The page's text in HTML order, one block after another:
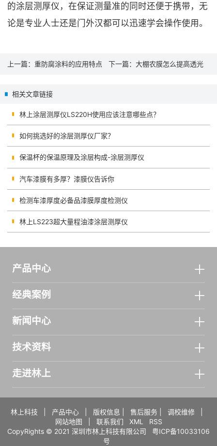
的涂层测厚仪，在保证测量准的同时还便于携带，无
论是专业人士还是门外汉都可以迅速学会操作使用。
上一篇： 重防腐涂料的应用特点 下一篇： 大棚农膜怎么提高透光
相关文章链接
林上涂层测厚仪LS220H使用应该注意哪些点？
如何挑选好的涂层测厚仪厂家？
保温杯的保温原理及涂层构成-涂层测厚仪
汽车漆膜有多厚？漆膜仪告诉你
检测车漆厚度必备品漆膜厚度检测仪
林上LS223超大量程油漆涂层测厚仪
产品中心
经典案例
新闻中心
技术资料
走进林上
林上科技 产品中心| 版权信息 售后服务| 调校维修|
网站地图
联系我们 XML
RSS
CopyRights © 2021 深圳市林上科技有限公司 粤ICP备10033106
号